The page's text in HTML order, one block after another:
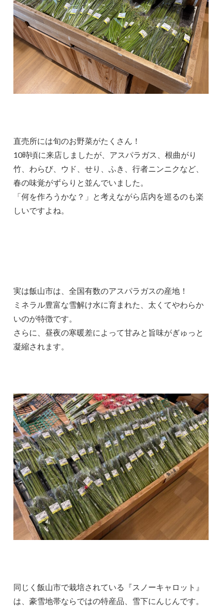
直売所には旬のお野菜がたくさん！
10時頃に来店しましたが、アスパラガス、根曲がり
竹、わらび、ウド、せり、ふき、行者ニンニクなど、
春の味覚がずらりと並んでいました。
「何を作ろうかな？」と考えながら店内を巡るのも楽
しいですよね。
実は飯山市は、全国有数のアスパラガスの産地！
ミネラル豊富な雪解け水に育まれた、太くてやわらか
いのが特徴です。
さらに、昼夜の寒暖差によって甘みと旨味がぎゅっと
凝縮されます。
同じく飯山市で栽培されている『スノーキャロット』
は、豪雪地帯ならではの特産品、雪下にんじんです。